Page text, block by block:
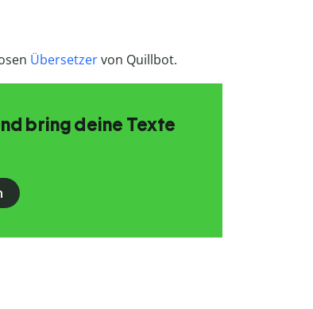
Übersetzervon Quillbot.
bring deine Texte